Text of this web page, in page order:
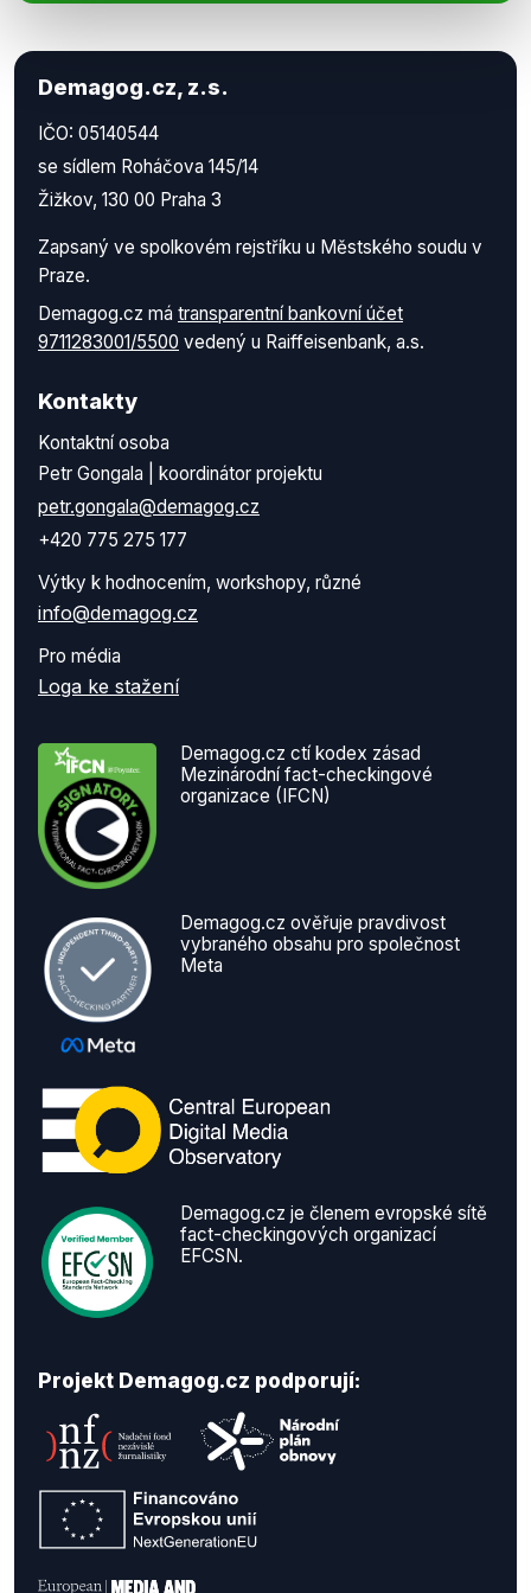
Demagog.cz, z.s.
IČO: 05140544
se sídlem Roháčova 145/14
Žižkov, 130 00 Praha 3
Zapsaný ve spolkovém rejstříku u Městského soudu v
Praze.
Demagog.cz má transparentní bankovní účet
9711283001/5500 vedený u Raiffeisenbank, a.s.
Kontakty
Kontaktní osoba
Petr Gongala | koordinátor projektu
petr.gongala@demagog.cz
+420 775 275 177
Výtky k hodnocením, workshopy, různé
info@demagog.cz
Pro média
Loga ke stažení
Demagog.cz ctí kodex zásad
Mezinárodní fact-checkingové
organizace (IFCN)
Demagog.cz ověřuje pravdivost
vybraného obsahu pro společnost
Meta
Demagog.cz je členem evropské sítě
fact-checkingových organizací
EFCSN.
Projekt Demagog.cz podporují: